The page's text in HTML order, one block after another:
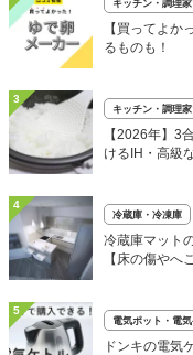
キッチン・調理
【買ってよか
るものも！
3
キッチン・調理
【2026年】3
けるIH・高級
4
冷蔵庫・冷凍庫
冷蔵庫マット
【床の傷やへ
5
電気ポット・電
ドンキの電気